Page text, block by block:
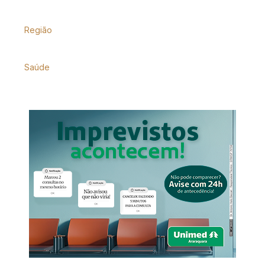
Região
Saúde